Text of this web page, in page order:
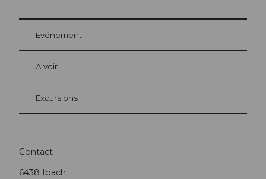
Evénement
A voir
Excursions
Contact
6438 Ibach